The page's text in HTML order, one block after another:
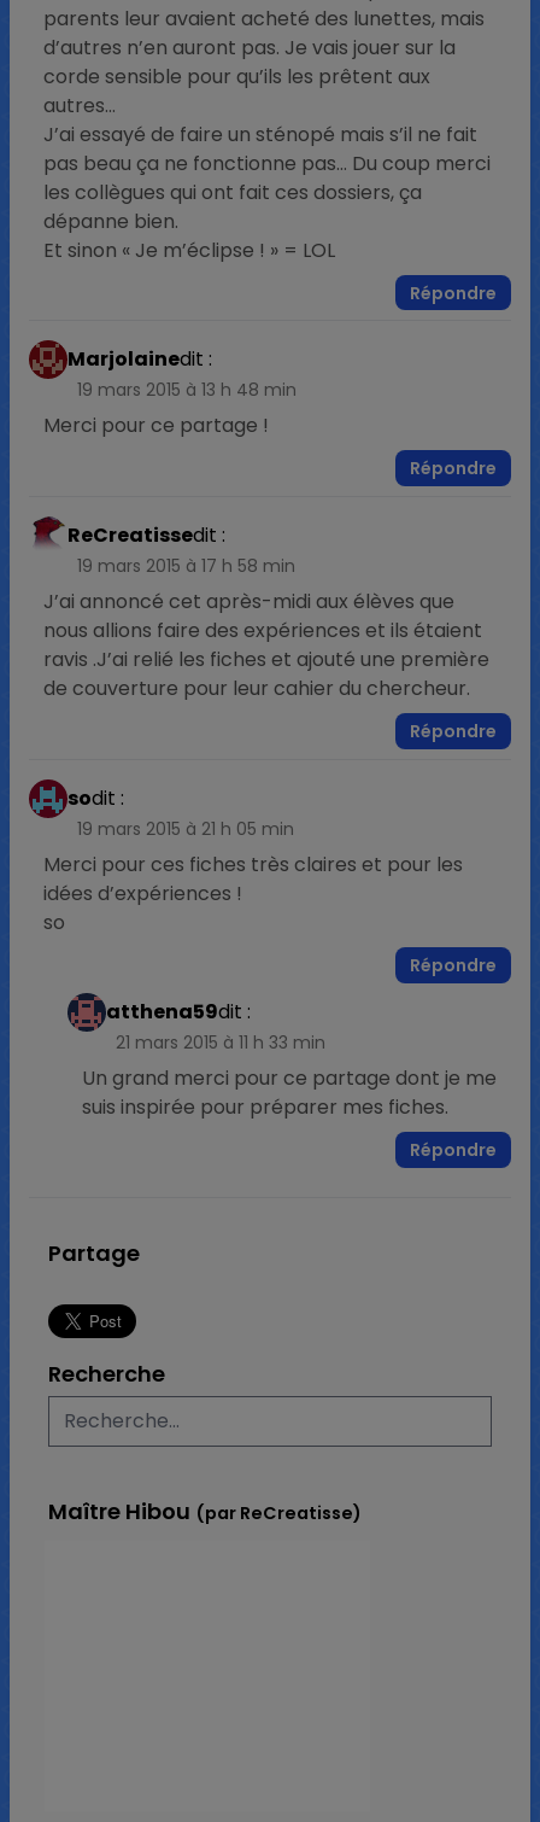
parents leur avaient acheté des lunettes, mais
d’autres n’en auront pas. Je vais jouer sur la
corde sensible pour qu’ils les prêtent aux
autres…
J’ai essayé de faire un sténopé mais s’il ne fait
pas beau ça ne fonctionne pas… Du coup merci
les collègues qui ont fait ces dossiers, ça
dépanne bien.
Et sinon « Je m’éclipse ! » = LOL
Répondre
Marjolainedit :
19 mars 2015 à 13 h 48 min
Merci pour ce partage !
Répondre
ReCreatissedit :
19 mars 2015 à 17 h 58 min
J’ai annoncé cet après-midi aux élèves que
nous allions faire des expériences et ils étaient
ravis .J’ai relié les fiches et ajouté une première
de couverture pour leur cahier du chercheur.
Répondre
sodit :
19 mars 2015 à 21 h 05 min
Merci pour ces fiches très claires et pour les
idées d’expériences !
so
Répondre
atthena59dit :
21 mars 2015 à 11 h 33 min
Un grand merci pour ce partage dont je me
suis inspirée pour préparer mes fiches.
Répondre
Partage
Recherche
Maître Hibou (par ReCreatisse)